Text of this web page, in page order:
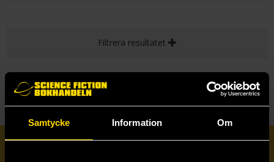
Samtycke Information Om
Filtrera resultatet